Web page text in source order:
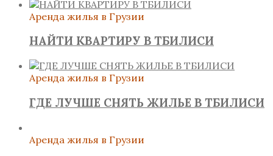
Аренда жилья в Грузии
НАЙТИ КВАРТИРУ В ТБИЛИСИ
Аренда жилья в Грузии
ГДЕ ЛУЧШЕ СНЯТЬ ЖИЛЬЕ В ТБИЛИСИ
Аренда жилья в Грузии